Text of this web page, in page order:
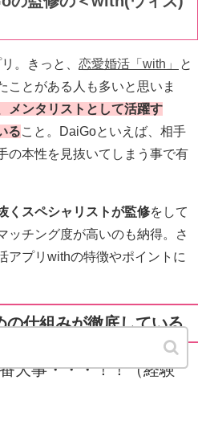
。きっと、 恋愛婚活「with」
と
ことがある人も多いと思いま
メンタリストとして活躍す
ること。DaiGoといえば、相手
の本性を見抜いてしまう事で有
くスペシャリストが監修をして
ッチング度が高いのも納得。さ
アプリwithの特徴やポイントに
の仕組みが徹底している
大事・・・！！（経験